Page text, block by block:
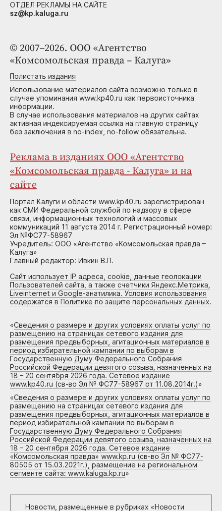
© 2007–2026. ООО «Агентство
«Комсомольская правда – Калуга»
Полистать издания
Использование материалов сайта возможно только в
случае упоминания www.kp40.ru как первоисточника
информации.
В случае использования материалов на других сайтах
активная индексируемая ссылка на главную страницу
без заключения в no-index, no-follow обязательна.
Реклама в изданиях ООО «Агентство
«Комсомольская правда - Калуга» и на
сайте
Портал Калуги и области www.kp40.ru зарегистрирован
как СМИ Федеральной службой по надзору в сфере
связи, информационных технологий и массовых
коммуникаций 11 августа 2014 г. Регистрационный номер:
Эл №ФС77-58967
Учредитель: ООО «Агентство «Комсомольская правда –
Калуга»
Главный редактор: Ивкин В.П.
Сайт использует IP адреса, cookie, данные геолокации
Пользователей сайта, а также счетчики Яндекс.Метрика,
Liveinternet и Google-анатилика. Условия использования
содержатся в Политике по защите персональных данных.
«Сведения о размере и других условиях оплаты услуг по
размещению на страницах сетевого издания для
размещения предвыборных, агитационных материалов в
период избирательной кампании по выборам в
Государственную Думу Федерального Собрания
Российской Федерации девятого созыва, назначенных на
18 – 20 сентября 2026 года. Сетевое издание
www.kp40.ru (св-во Эл № ФС77-58967 от 11.08.2014г.)»
«Сведения о размере и других условиях оплаты услуг по
размещению на страницах сетевого издания для
размещения предвыборных, агитационных материалов в
период избирательной кампании по выборам в
Государственную Думу Федерального Собрания
Российской Федерации девятого созыва, назначенных на
18 – 20 сентября 2026 года. Сетевое издание
«Комсомольская правда» www.kp.ru (св-во Эл № ФС77-
80505 от 15.03.2021г.), размещение на региональном
сегменте сайта: www.kaluga.kp.ru»
Новости, размещенные в рубриках «Новости
ОТДЕЛ РЕКЛАМЫ НА САЙТЕ
sz@kp.kaluga.ru